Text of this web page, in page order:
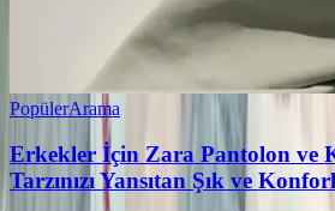
PopülerArama
Erkekler İçin Zara Pantolon ve
Tarzınızı Yansıtan Şık ve